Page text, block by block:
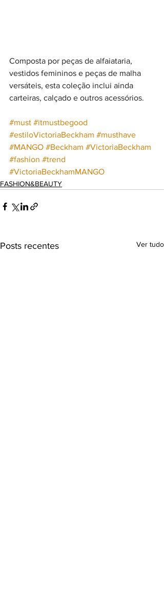
Composta por peças de alfaiataria,
vestidos femininos e peças de malha
versáteis, esta coleção inclui ainda
carteiras, calçado e outros acessórios.
#must #itmustbegood
#estiloVictoriaBeckham #musthave
#MANGO #Beckham #VictoriaBeckham
#fashion #trend
#VictoriaBeckhamMANGO
FASHION&BEAUTY
Posts recentes Ver tudo